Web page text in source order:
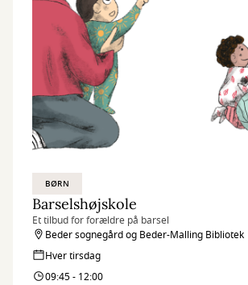
BØRN
Barselshøjskole
Et tilbud for forældre på barsel
Beder sognegård og Beder-Malling Bibliotek
Hver tirsdag
09:45 - 12:00